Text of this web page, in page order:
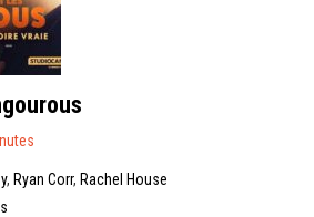
, Ryan Corr, Rachel House